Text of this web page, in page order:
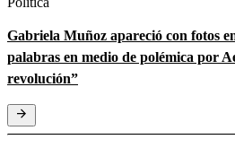
Gabriela Muñoz apareció con fotos
palabras en medio de polémica por
revolución”